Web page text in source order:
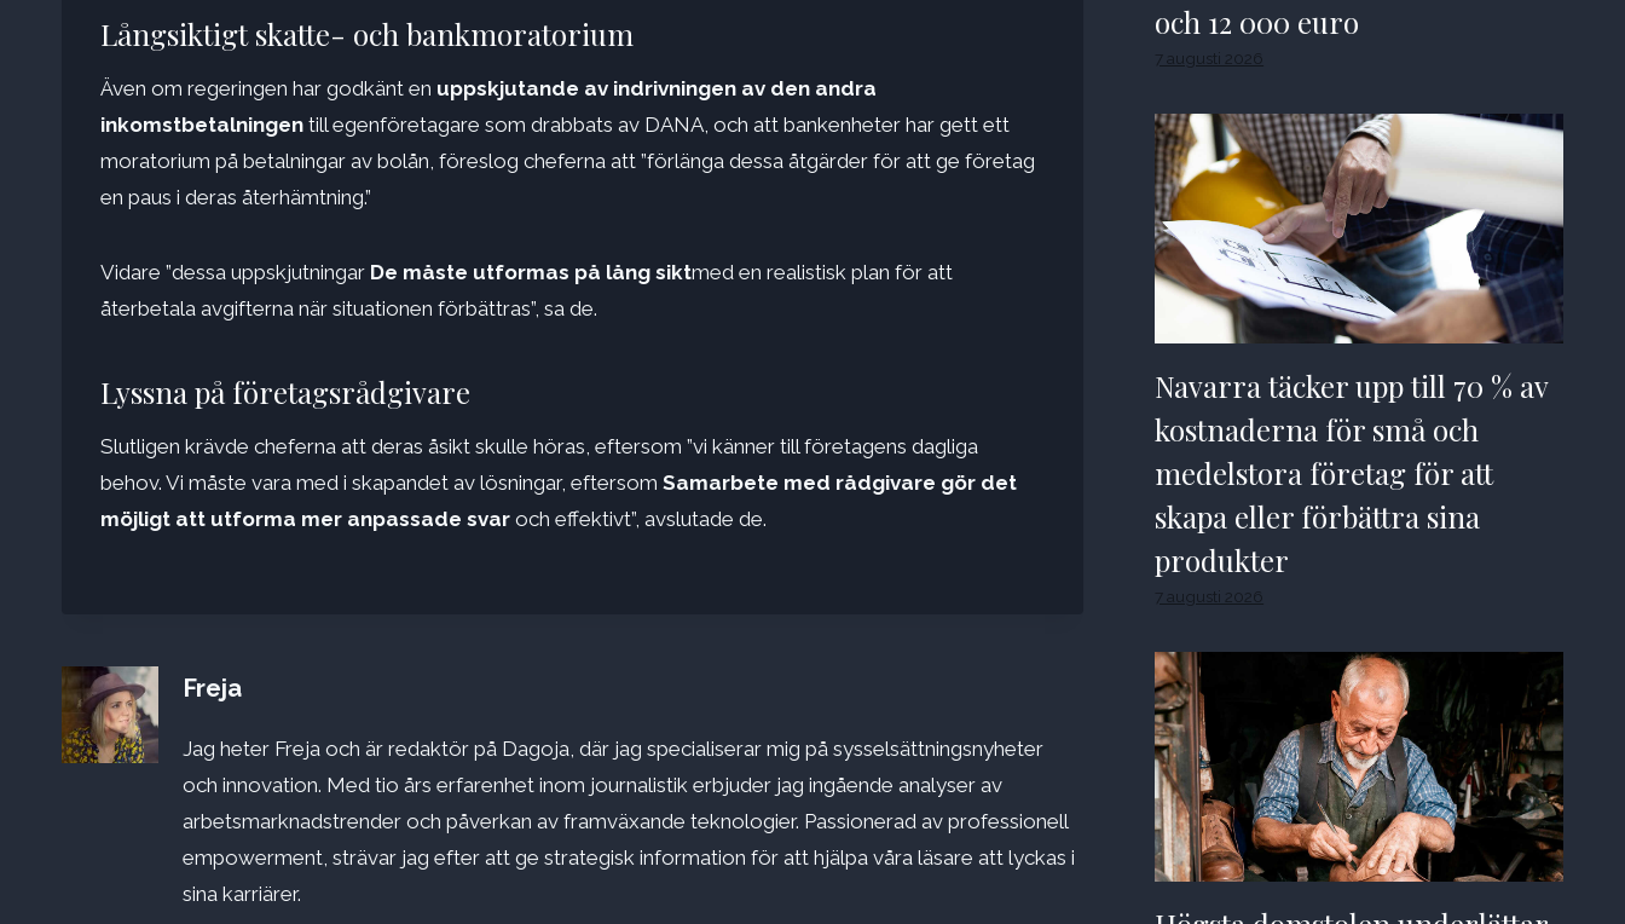
Långsiktigt skatte- och bankmoratorium
Även om regeringen har godkänt en uppskjutande av indrivningen av den andra
inkomstbetalningen till egenföretagare som drabbats av DANA, och att bankenheter har gett ett
moratorium på betalningar av bolån, föreslog cheferna att ”förlänga dessa åtgärder för att ge företag
en paus i deras återhämtning.”
Vidare ”dessa uppskjutningar De måste utformas på lång siktmed en realistisk plan för att
återbetala avgifterna när situationen förbättras”, sa de.
Lyssna på företagsrådgivare
Slutligen krävde cheferna att deras åsikt skulle höras, eftersom ”vi känner till företagens dagliga
behov. Vi måste vara med i skapandet av lösningar, eftersom Samarbete med rådgivare gör det
möjligt att utforma mer anpassade svar och effektivt”, avslutade de.
Freja
Jag heter Freja och är redaktör på Dagoja, där jag specialiserar mig på sysselsättningsnyheter
och innovation. Med tio års erfarenhet inom journalistik erbjuder jag ingående analyser av
arbetsmarknadstrender och påverkan av framväxande teknologier. Passionerad av professionell
empowerment, strävar jag efter att ge strategisk information för att hjälpa våra läsare att lyckas i
sina karriärer.
och 12 000 euro
7 augusti 2026
Navarra täcker upp till 70 % av
kostnaderna för små och
medelstora företag för att
skapa eller förbättra sina
produkter
7 augusti 2026